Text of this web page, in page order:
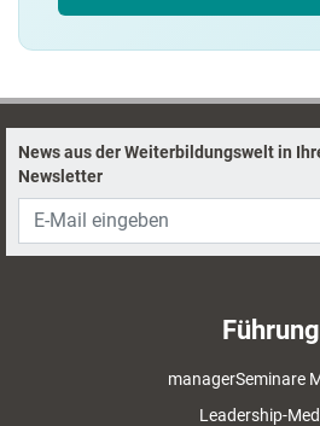
News aus der Weiterbildungswelt in
Newsletter
Führung
managerSeminare
Leadership-